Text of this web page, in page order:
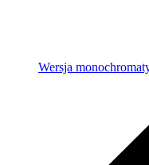
Wersja